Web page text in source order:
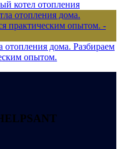
котел отопления
отопления дома. Разбираем
опытом.